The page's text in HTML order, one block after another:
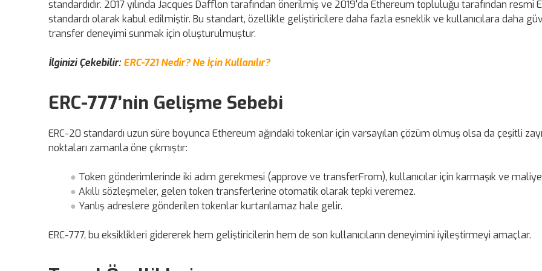
standardıdır. 2017 yılında Jacques Dafflon tarafından önerilmiş ve 2019'da Ethereum topluluğu tarafından resmi
standardı olarak kabul edilmiştir. Bu standart, özellikle geliştiricilere daha fazla esneklik ve kullanıcılara daha
transfer deneyimi sunmak için oluşturulmuştur.
İlginizi Çekebilir:ERC-721 Nedir? Ne İçin Kullanılır?
ERC-777’nin Gelişme Sebebi
ERC-20 standardı uzun süre boyunca Ethereum ağındaki tokenlar için varsayılan çözüm olmuş olsa da çeşitli
noktaları zamanla öne çıkmıştır:
Token gönderimlerinde iki adım gerekmesi (approve ve transferFrom), kullanıcılar için karmaşık ve
Akıllı sözleşmeler, gelen token transferlerine otomatik olarak tepki veremez.
Yanlış adreslere gönderilen tokenlar kurtarılamaz hale gelir.
ERC-777, bu eksiklikleri gidererek hem geliştiricilerin hem de son kullanıcıların deneyimini iyileştirmeyi amaçlar.